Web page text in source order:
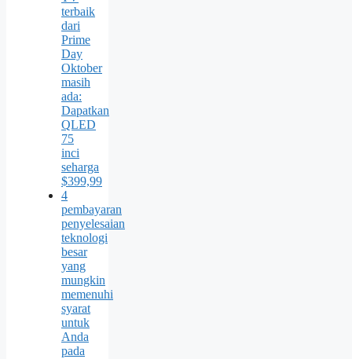
terbaik
dari
Prime
Day
Oktober
masih
ada:
Dapatkan
QLED
75
inci
seharga
$399,99
4
pembayaran
penyelesaian
teknologi
besar
yang
mungkin
memenuhi
syarat
untuk
Anda
pada